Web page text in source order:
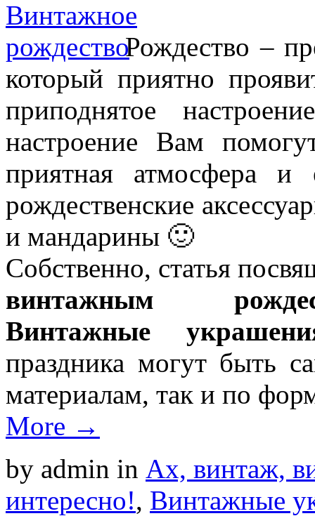
Рождество –
который приятно
приподнятое
настроение Вам
приятная атмосфера и
рождественские
и мандарины 🙂
Собственно, статья
винтажным
Винтажные
праздника могут быть
материалам, так и по
More →
by admin in Ах, винтаж,
интересно!, Винтажные